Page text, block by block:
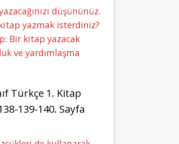
düşününüz.
yazmak isterdiniz?
Bir kitap yazacak
ve yardımlaşma
Türkçe 1. Kitap
139-140. Sayfa